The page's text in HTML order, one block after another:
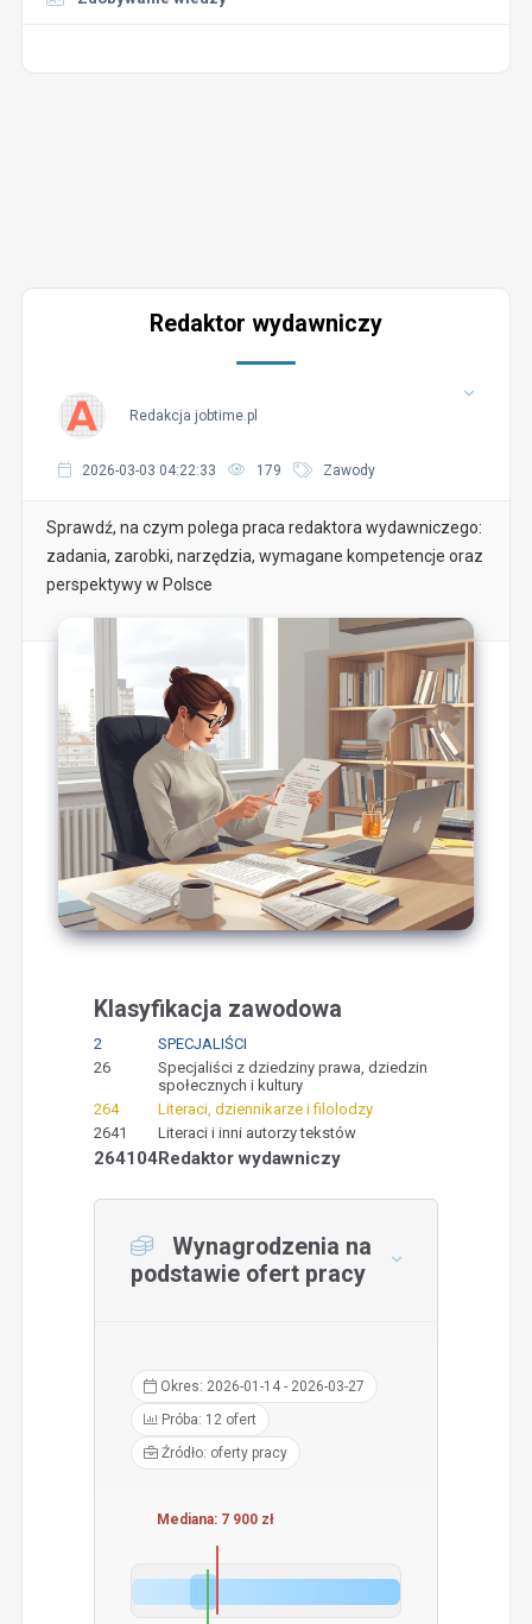
Redaktor wydawniczy
Redakcja jobtime.pl
2026-03-03 04:22:33 179 Zawody
Sprawdź, na czym polega praca redaktora wydawniczego:
zadania, zarobki, narzędzia, wymagane kompetencje oraz
perspektywy w Polsce
Klasyfikacja zawodowa
2
SPECJALIŚCI
26
Specjaliści z dziedziny prawa, dziedzin
społecznych i kultury
264
Literaci, dziennikarze i filolodzy
2641
Literaci i inni autorzy tekstów
264104Redaktor wydawniczy
Wynagrodzenia na
podstawie ofert pracy
Okres: 2026-01-14 - 2026-03-27
Próba: 12 ofert
Źródło: oferty pracy
Mediana: 7 900 zł